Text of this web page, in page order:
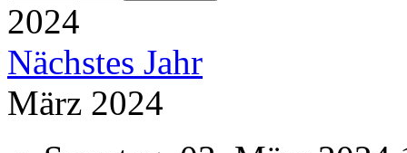
2024
Nächstes Jahr
März 2024